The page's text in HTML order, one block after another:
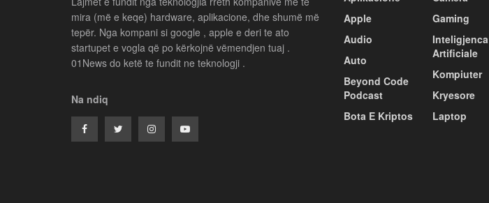
mira (më e keqe) hardware, aplikacione, dhe shumë më
tepër. Nga kompani si google , apple e deri te ato
startupet e vogla që po kërkojnë vëmendjen tuaj .
01News do ketë te fundit ne teknologji .
Na ndiq
Apple
Audio
Auto
Beyond Code
Podcast
Bota E Kriptos
Gaming
Inteligjenca
Artificiale
Kompiuter
Kryesore
Laptop